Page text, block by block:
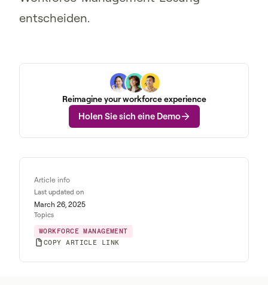
entscheiden.
Reimagine your workforce experience
Holen Sie sich eine Demo
Article info
Last updated on
March 26, 2025
Topics
WORKFORCE MANAGEMENT
COPY ARTICLE LINK